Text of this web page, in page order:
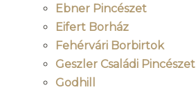
Ebner Pincészet
Eifert Borház
Fehérvári Borbirtok
Geszler Családi Pincészet
Godhill